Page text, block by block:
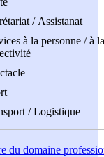
/ Assistanat
à la personne / à la
/ Logistique
du domaine